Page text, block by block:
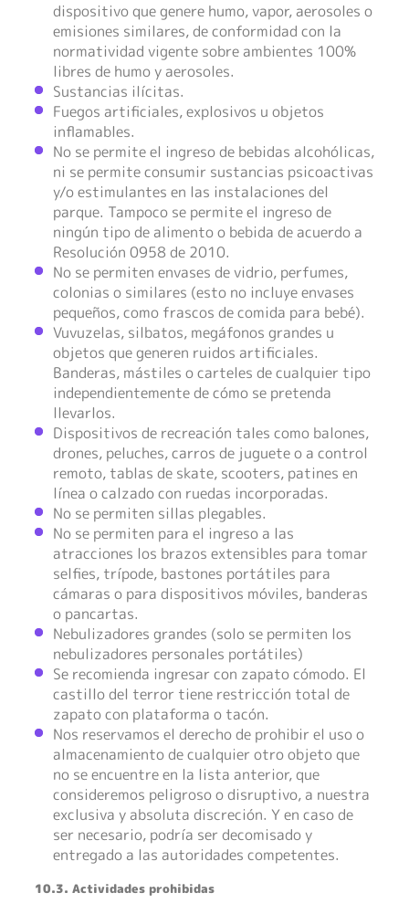
dispositivo que genere humo, vapor, aerosoles o
emisiones similares, de conformidad con la
normatividad vigente sobre ambientes 100%
libres de humo y aerosoles.
Sustancias ilícitas.
Fuegos artificiales, explosivos u objetos
inflamables.
No se permite el ingreso de bebidas alcohólicas,
ni se permite consumir sustancias psicoactivas
y/o estimulantes en las instalaciones del
parque. Tampoco se permite el ingreso de
ningún tipo de alimento o bebida de acuerdo a
Resolución 0958 de 2010.
No se permiten envases de vidrio, perfumes,
colonias o similares (esto no incluye envases
pequeños, como frascos de comida para bebé).
Vuvuzelas, silbatos, megáfonos grandes u
objetos que generen ruidos artificiales.
Banderas, mástiles o carteles de cualquier tipo
independientemente de cómo se pretenda
llevarlos.
Dispositivos de recreación tales como balones,
drones, peluches, carros de juguete o a control
remoto, tablas de skate, scooters, patines en
línea o calzado con ruedas incorporadas.
No se permiten sillas plegables.
No se permiten para el ingreso a las
atracciones los brazos extensibles para tomar
selfies, trípode, bastones portátiles para
cámaras o para dispositivos móviles, banderas
o pancartas.
Nebulizadores grandes (solo se permiten los
nebulizadores personales portátiles)
Se recomienda ingresar con zapato cómodo. El
castillo del terror tiene restricción total de
zapato con plataforma o tacón.
Nos reservamos el derecho de prohibir el uso o
almacenamiento de cualquier otro objeto que
no se encuentre en la lista anterior, que
consideremos peligroso o disruptivo, a nuestra
exclusiva y absoluta discreción. Y en caso de
ser necesario, podría ser decomisado y
entregado a las autoridades competentes.
10.3. Actividades prohibidas